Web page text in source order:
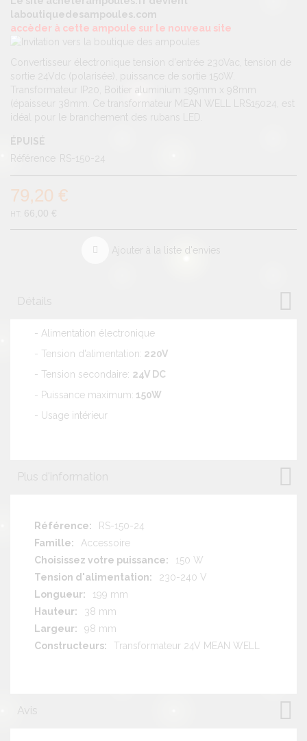
laboutiquedesampoules.com
accèder à cette ampoule sur le nouveau site
Convertisseur électronique tension d'entrée 230Vac, tension de
sortie 24Vdc (polarisée), puissance de sortie 150W.
Transformateur IP20, Boitier aluminium 199mm x 98mm
(épaisseur 38mm. Ce transformateur MEAN WELL LRS15024, est
idéal pour le branchement des rubans LED.
ÉPUISÉ
Référence RS-150-24
79,20 €
66,00 €
Ajouter à la liste d'envies
Détails
- Alimentation électronique
- Tension d'alimentation: 220V
- Tension secondaire: 24V DC
- Puissance maximum: 150W
- Usage intérieur
Plus d'information
Plus
d'information
RS-150-24
Accessoire
150 W
230-240 V
199 mm
38 mm
98 mm
Transformateur 24V MEAN WELL
Avis